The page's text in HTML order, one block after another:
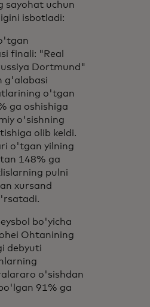
sayohat uchun
isbotladi:
finali: "Real
Dortmund"
g'alabasi
o'tgan
ga oshishiga
o'sishning
olib keldi.
o'tgan yilning
148% ga
pulni
xursand
bo'yicha
Ohtanining
debyuti
o'sishdan
91% ga